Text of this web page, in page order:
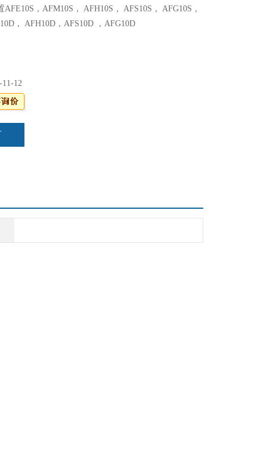
AFE10S，AFM10S， AFH10S， AFS10S， AFG10S，
， AFH10D，AFS10D ，AFG10D
11-12